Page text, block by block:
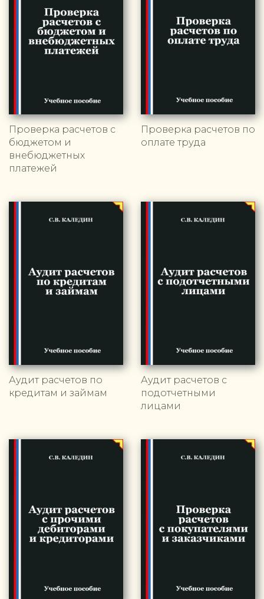
Проверка расчетов с
бюджетом и
внебюджетных
платежей
Проверка расчетов по
оплате труда
Аудит расчетов по
кредитам и займам
Аудит расчетов с
подотчетными
лицами